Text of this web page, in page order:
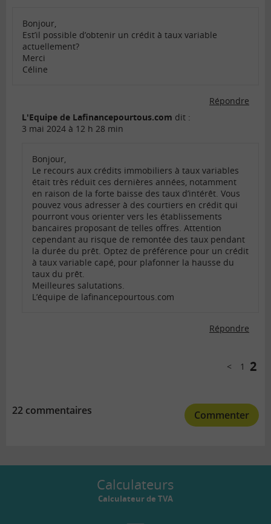
Bonjour,
Est’il possible d’obtenir un crédit à taux variable
actuellement?
Merci
Céline
Répondre
L'Equipe de Lafinancepourtous.com dit :
3 mai 2024 à 12 h 28 min
Bonjour,
Le recours aux crédits immobiliers à taux variables
était très réduit ces dernières années, notamment
en raison de la forte baisse des taux d’intérêt. Vous
pouvez vous adresser à des courtiers en crédit qui
pourront vous orienter vers les établissements
bancaires proposant de telles offres. Attention
cependant au risque de remontée des taux pendant
la durée du prêt. Optez de préférence pour un crédit
à taux variable capé, pour plafonner la hausse du
taux du prêt.
Meilleures salutations.
L’équipe de lafinancepourtous.com
Répondre
1 2
22 commentaires Commenter
Calculateurs
Calculateur de TVA